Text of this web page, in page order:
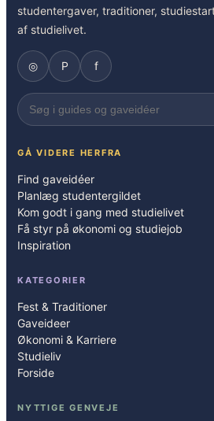
studentergaver, traditioner,
af studielivet.
◎ P f
GÅ VIDERE HERFRA
Find gaveidéer
Planlæg studentergildet
Kom godt i gang med studielivet
Få styr på økonomi og studiejob
Inspiration
KATEGORIER
Fest & Traditioner
Gaveideer
Økonomi & Karriere
Studieliv
Forside
NYTTIGE GENVEJE